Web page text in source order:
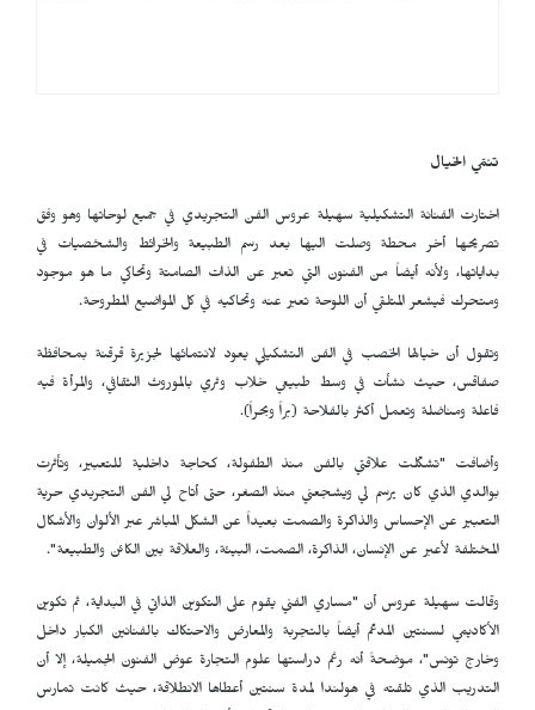
تنمّي الخيال
اختارت الفنانة التشكيلية سهيلة عروس الفن التجريدي في جميع لوحاتها وهو وفق
تصريحها أخر محطة وصلت اليها بعد رسم الطبيعة والخرائط والشخصيات في
بداياتها، ولأنه أيضاً من الفنون التي تعبر عن الذات الصامتة وتحاكي ما هو موجود
ومتحرك فيشعر المتلقي أن اللوحة تعبر عنه وتحاكيه في كل المواضيع المطروحة.
وتقول أن خيالها الخصب في الفن التشكيلي يعود لانتمائها لجزيرة قرقنة بمحافظة
صفاقس، حيث نشأت في وسط طبيعي خلاب وثري بالموروث الثقافي، والمرأة فيه
فاعلة ومناضلة وتعمل أكثر بالفلاحة (براً وبحراً).
وأضافت "تشكّلت علاقتي بالفن منذ الطفولة، كحاجة داخلية للتعبير، وتأثرت
بوالدي الذي كان يرسم لي ويشجعني منذ الصغر، حتى أتاح لي الفن التجريدي حرية
التعبير عن الإحساس والذاكرة والصمت بعيداً عن الشكل المباشر عبر الألوان والأشكال
المختلفة لأعبر عن الإنسان، الذاكرة، الصمت، البيئة، والعلاقة بين الكائن والطبيعة".
وقالت سهيلة عروس أن "مساري الفني يقوم على التكوين الذاتي في البداية، ثم تكوين
الأكاديمي لسنتين المدعّم أيضاً بالتجربة والمعارض والاحتكاك بالفنانين الكبار داخل
وخارج تونس"، موضحةً أنه رغم دراستها علوم التجارة عوض الفنون الجميلة، إلا أن
التدريب الذي تلقته في هولندا لمدة سنتين أعطاها الانطلاقة، حيث كانت تمارس